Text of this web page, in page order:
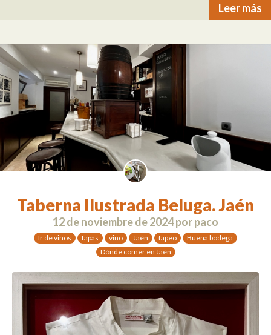
Leer más
Taberna Ilustrada Beluga. Jaén
12 de noviembre de 2024porpaco
Ir de vinos tapas vino Jaén tapeo
Buena bodega
Dónde comer en Jaén